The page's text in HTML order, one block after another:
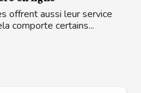
offrent aussi leur service
comporte certains...